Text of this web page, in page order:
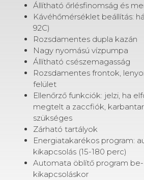
Állítható őrlésfinomság és
Kávéhőmérséklet beállítás:
92C)
Rozsdamentes dupla kazán
Nagy nyomású vízpumpa
Állítható csészemagasság
Rozsdamentes frontok,
felület
Ellenőrző funkciók: jelzi, ha
megtelt a zaccfiók,
szükséges
Zárható tartályok
Energiatakarékos program:
kikapcsolás (15-180 perc)
Automata öblítő program
kikapcsoláskor